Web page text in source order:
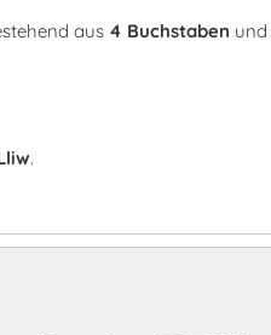
aus 4 Buchstaben und
.